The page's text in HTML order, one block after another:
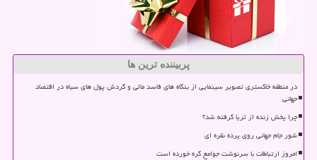
پربیننده ترین ها
در منطقه خاکستری تصویر سینمایی از بنگاه های فاسد مالی و گردش پول های سیاه در اقتصاد
جهانی
چرا پخش زنده از ثریا گرفته شد؟
شور جام جهانی روی پرده نقره ای
امروز ارتباطات با سرنوشت جوامع گره خورده است